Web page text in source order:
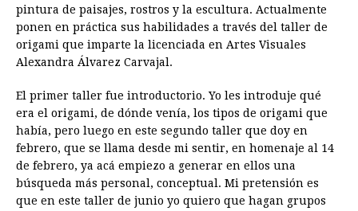
pintura de paisajes, rostros y la escultura. Actualmente
ponen en práctica sus habilidades a través del taller de
origami que imparte la licenciada en Artes Visuales
Alexandra Álvarez Carvajal.
El primer taller fue introductorio. Yo les introduje qué
era el origami, de dónde venía, los tipos de origami que
había, pero luego en este segundo taller que doy en
febrero, que se llama desde mi sentir, en homenaje al 14
de febrero, ya acá empiezo a generar en ellos una
búsqueda más personal, conceptual. Mi pretensión es
que en este taller de junio yo quiero que hagan grupos